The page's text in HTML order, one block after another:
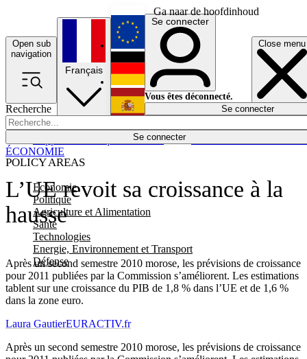
Ga naar de hoofdinhoud
Open sub
navigation
Close menu
Recherche
Se connecter
POLICY AREAS
Economie
Politique
Agriculture et Alimentation
Santé
Technologies
Energie, Environnement et Transport
Défense
Économie
Français
English
Deutsch
Español
Se connecter
Vous êtes déconnecté.
Se connecter
L’UE revoit sa croissance à la
hausse
Après un second semestre 2010 morose, les prévisions de croissance
pour 2011 publiées par la Commission s’améliorent. Les estimations
tablent sur une croissance du PIB de 1,8 % dans l’UE et de 1,6 %
dans la zone euro.
ÉCONOMIE
Laura GautierEURACTIV.fr
Après un second semestre 2010 morose, les prévisions de croissance